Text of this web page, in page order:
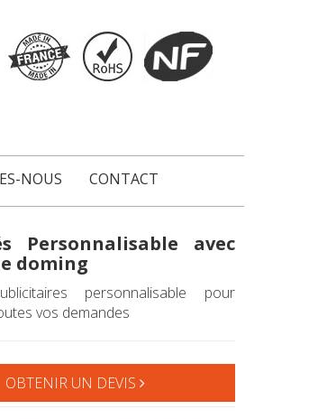
NOUS CONTACT
Personnalisable avec
doming
personnalisable pour
vos demandes
OBTENIR UN DEVIS